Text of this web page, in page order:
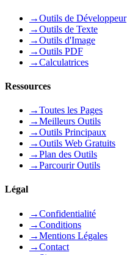
→Outils de Développeur
→Outils de Texte
→Outils d'Image
→Outils PDF
→Calculatrices
Ressources
→Toutes les Pages
→Meilleurs Outils
→Outils Principaux
→Outils Web Gratuits
→Plan des Outils
→Parcourir Outils
Légal
→Confidentialité
→Conditions
→Mentions Légales
→Contact